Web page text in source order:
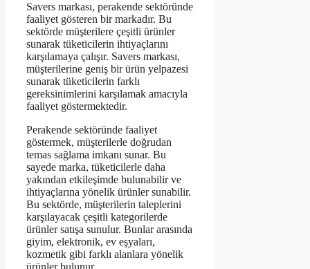
Savers markası, perakende sektöründe
faaliyet gösteren bir markadır. Bu
sektörde müşterilere çeşitli ürünler
sunarak tüketicilerin ihtiyaçlarını
karşılamaya çalışır. Savers markası,
müşterilerine geniş bir ürün yelpazesi
sunarak tüketicilerin farklı
gereksinimlerini karşılamak amacıyla
faaliyet göstermektedir.
Perakende sektöründe faaliyet
göstermek, müşterilerle doğrudan
temas sağlama imkanı sunar. Bu
sayede marka, tüketicilerle daha
yakından etkileşimde bulunabilir ve
ihtiyaçlarına yönelik ürünler sunabilir.
Bu sektörde, müşterilerin taleplerini
karşılayacak çeşitli kategorilerde
ürünler satışa sunulur. Bunlar arasında
giyim, elektronik, ev eşyaları,
kozmetik gibi farklı alanlara yönelik